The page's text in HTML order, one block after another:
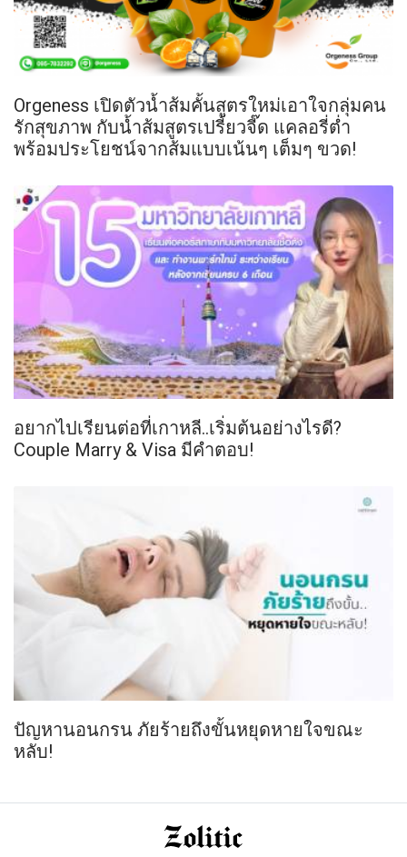
Orgeness เปิดตัวน้ำส้มคั้นสูตรใหม่เอาใจกลุ่มคน
รักสุขภาพ กับน้ำส้มสูตรเปรี้ยวจี๊ด แคลอรี่ต่ำ
พร้อมประโยชน์จากส้มแบบเน้นๆ เต็มๆ ขวด!
อยากไปเรียนต่อที่เกาหลี..เริ่มต้นอย่างไรดี?
Couple Marry & Visa มีคำตอบ!
ปัญหานอนกรน ภัยร้ายถึงขั้นหยุดหายใจขณะ
หลับ!